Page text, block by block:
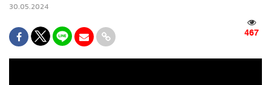
30.05.2024
467